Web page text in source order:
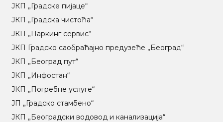
ЈКП „Градске пијаце“
ЈКП „Градска чистоћа“
ЈКП „Паркинг сервис“
ЈКП Градско саобраћајно предузеће „Београд“
ЈКП „Београд пут“
ЈКП „Инфостан“
ЈКП „Погребне услуге“
ЈП „Градско стамбено“
ЈКП „Београдски водовод и канализација“